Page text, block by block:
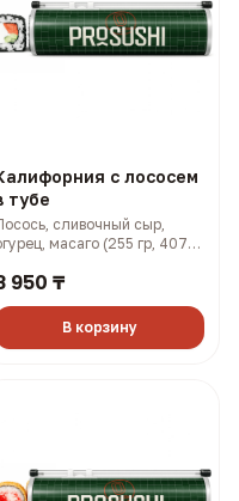
с лососем
тубе
сливочный сыр,
масаго (255 гр, 407
950 ₸
В корзину